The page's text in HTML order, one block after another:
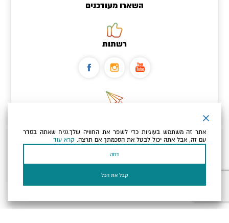
השארו מעודכנים
רשתות
כתובת הדוא"ל שלך
אני מאשר/ת שקראתי ומסכים/הלמדיניות הפרטיות ולמדיניות
אתר זה משתמש בעוגיות כדי לשפר את החוויה שלך.נניח שאתה בסדר
עם זה, אבל אתה יכול לבטל את הסכמתך אם תרצה. קרא עוד
דחה
קבל את הכל